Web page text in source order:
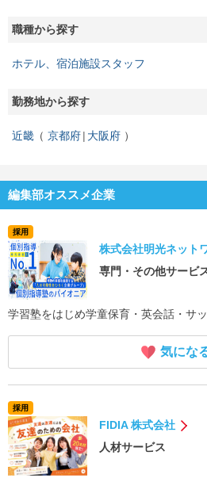
職種から探す
ホテル、宿泊施設スタッフ
勤務地から探す
近畿 京都府 大阪府
編集部オススメ企業
採用
株式会社明光ネット
専門・その他サービ
学習塾をはじめ学童保育・英会話・サ
気にな
採用
FIDIA 株式会社
人材サービス